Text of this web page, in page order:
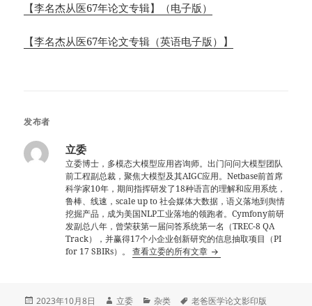
【李名杰从医67年论文专辑】（电子版）
【李名杰从医67年论文专辑（英语电子版）】
发布者
立委
立委博士，多模态大模型应用咨询师。出门问问大模型团队
前工程副总裁，聚焦大模型及其AIGC应用。Netbase前首席
科学家10年，期间指挥研发了18种语言的理解和应用系统，
鲁棒、线速，scale up to 社会媒体大数据，语义落地到舆情
挖掘产品，成为美国NLP工业落地的领跑者。Cymfony前研
发副总八年，曾荣获第一届问答系统第一名（TREC-8 QA
Track），并赢得17个小企业创新研究的信息抽取项目（PI
for 17 SBIRs）。查看立委的所有文章
发
2023年10月8日
作
立委
分
杂类
标
老爸医学论文影印版